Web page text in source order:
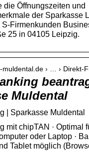
die Öffnungszeiten und
der Sparkasse
S-Firmenkunden
25 in 04105 Leipzig.
muldental.de › … › Direkt-
Muldental
| Sparkasse Muldental
mit chipTAN · Optimal
oder Laptop ·
Tablet möglich